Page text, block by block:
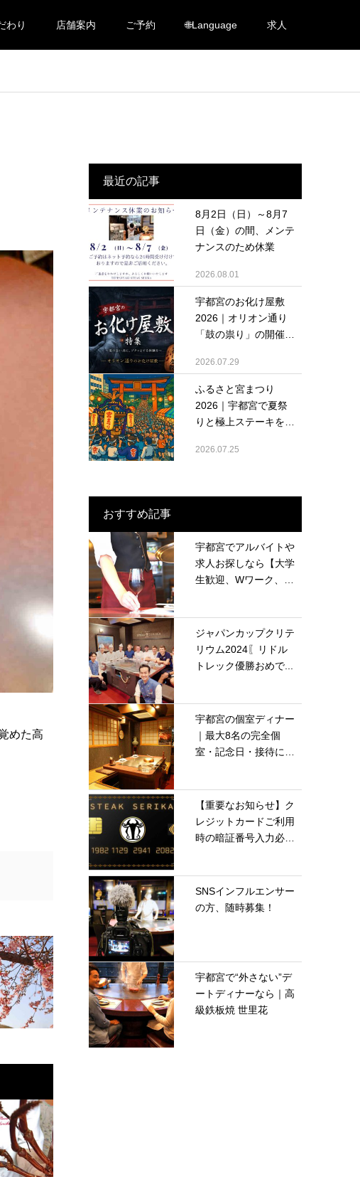
わり 店舗案内 ご予約 🌐Language 求人
めた高
最近の記事
8月2日（日）～8月7
日（金）の間、メンテ
ナンスのため休業
2026.08.01
宇都宮のお化け屋敷
2026｜オリオン通り
「鼓の祟り」の開催
2026.07.29
ふるさと宮まつり
2026｜宇都宮で夏祭
りと極上ステーキを堪
2026.07.25
おすすめ記事
宇都宮でアルバイトや
求人お探しなら【大学
生歓迎、Wワーク、
ジャパンカップクリテ
リウム2024〖リドル
トレック優勝おめで...
宇都宮の個室ディナー
｜最大8名の完全個
室・記念日・接待に｜
【重要なお知らせ】ク
レジットカードご利用
時の暗証番号入力必
SNSインフルエンサー
の方、随時募集！
宇都宮で“外さない”デ
ートディナーなら｜高
級鉄板焼 世里花